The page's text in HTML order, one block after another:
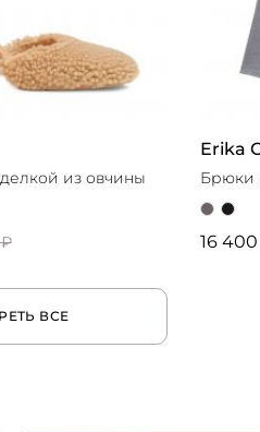
из овчины
Erika
Брюки
16
ВСЕ